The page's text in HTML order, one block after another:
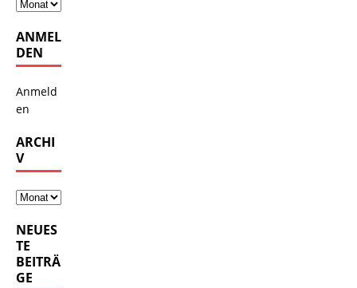
ANMEL
DEN
Anmeld
en
ARCHI
V
NEUES
TE
BEITRÄ
GE